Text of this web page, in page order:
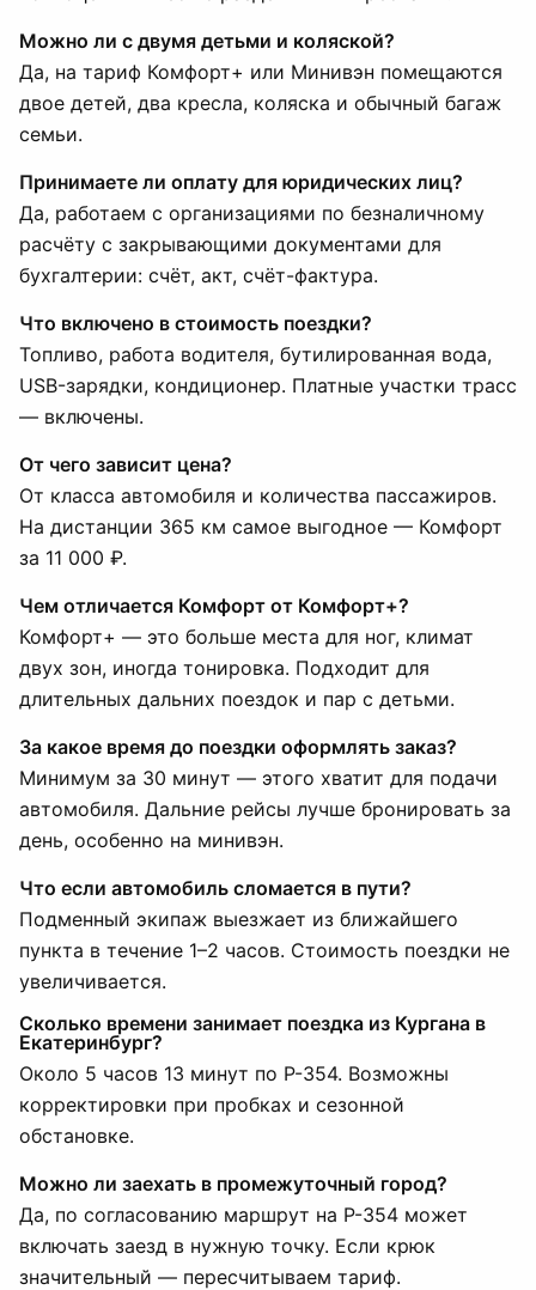
Можно ли с двумя детьми и коляской?
Да, на тариф Комфорт+ или Минивэн помещаются
двое детей, два кресла, коляска и обычный багаж
семьи.
Принимаете ли оплату для юридических лиц?
Да, работаем с организациями по безналичному
расчёту с закрывающими документами для
бухгалтерии: счёт, акт, счёт-фактура.
Что включено в стоимость поездки?
Топливо, работа водителя, бутилированная вода,
USB-зарядки, кондиционер. Платные участки трасс
— включены.
От чего зависит цена?
От класса автомобиля и количества пассажиров.
На дистанции 365 км самое выгодное — Комфорт
за 11 000 ₽.
Чем отличается Комфорт от Комфорт+?
Комфорт+ — это больше места для ног, климат
двух зон, иногда тонировка. Подходит для
длительных дальних поездок и пар с детьми.
За какое время до поездки оформлять заказ?
Минимум за 30 минут — этого хватит для подачи
автомобиля. Дальние рейсы лучше бронировать за
день, особенно на минивэн.
Что если автомобиль сломается в пути?
Подменный экипаж выезжает из ближайшего
пункта в течение 1–2 часов. Стоимость поездки не
увеличивается.
Сколько времени занимает поездка из Кургана в
Екатеринбург?
Около 5 часов 13 минут по Р-354. Возможны
корректировки при пробках и сезонной
обстановке.
Можно ли заехать в промежуточный город?
Да, по согласованию маршрут на Р-354 может
включать заезд в нужную точку. Если крюк
значительный — пересчитываем тариф.